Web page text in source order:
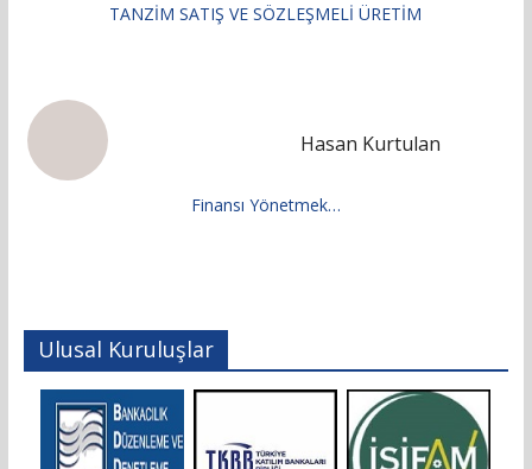
TANZİM SATIŞ VE SÖZLEŞMELİ ÜRETİM
Hasan Kurtulan
Finansı Yönetmek…
Ulusal Kuruluşlar